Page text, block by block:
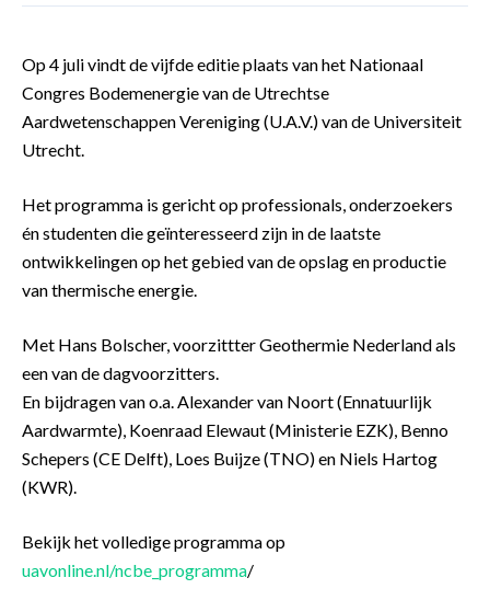
Op 4 juli vindt de vijfde editie plaats van het Nationaal
Congres Bodemenergie van de Utrechtse
Aardwetenschappen Vereniging (U.A.V.) van de Universiteit
Utrecht.
Het programma is gericht op professionals, onderzoekers
én studenten die geïnteresseerd zijn in de laatste
ontwikkelingen op het gebied van de opslag en productie
van thermische energie.
Met Hans Bolscher, voorzittter Geothermie Nederland als
een van de dagvoorzitters.
En bijdragen van o.a.Alexander van Noort (Ennatuurlijk
Aardwarmte), Koenraad Elewaut (Ministerie EZK), Benno
Schepers (CE Delft), Loes Buijze (TNO) en Niels Hartog
(KWR).
Bekijk het volledige programma op
uavonline.nl/ncbe_programma/